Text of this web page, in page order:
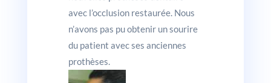
avec l’occlusion restaurée. Nous
n’avons pas pu obtenir un sourire
du patient avec ses anciennes
prothèses.